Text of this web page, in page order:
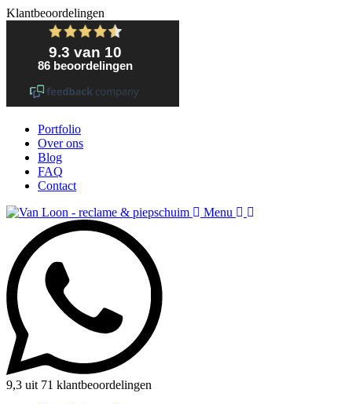
Klantbeoordelingen
Portfolio
Over ons
Blog
FAQ
Contact
Menu
9,3 uit 71 klantbeoordelingen